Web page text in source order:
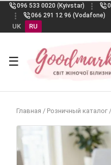
096 533 0020 (Kyivstar)
066 291 12 96 (Vodafone)
UK RU
☰
Главная / Розничный каталог /